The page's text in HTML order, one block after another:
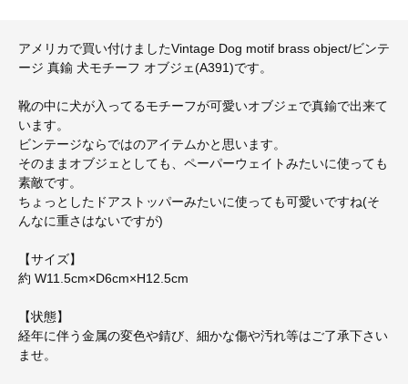
アメリカで買い付けましたVintage Dog motif brass object/ビンテ
ージ 真鍮 犬モチーフ オブジェ(A391)です。
靴の中に犬が入ってるモチーフが可愛いオブジェで真鍮で出来て
います。
ビンテージならではのアイテムかと思います。
そのままオブジェとしても、ペーパーウェイトみたいに使っても
素敵です。
ちょっとしたドアストッパーみたいに使っても可愛いですね(そ
んなに重さはないですが)
【サイズ】
約 W11.5cm×D6cm×H12.5cm
【状態】
経年に伴う金属の変色や錆び、細かな傷や汚れ等はご了承下さい
ませ。